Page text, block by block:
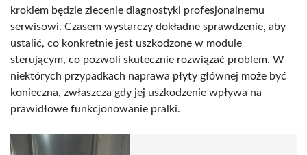
krokiem będzie zlecenie diagnostyki profesjonalnemu
serwisowi. Czasem wystarczy dokładne sprawdzenie, aby
ustalić, co konkretnie jest uszkodzone w module
sterującym, co pozwoli skutecznie rozwiązać problem. W
niektórych przypadkach naprawa płyty głównej może być
konieczna, zwłaszcza gdy jej uszkodzenie wpływa na
prawidłowe funkcjonowanie pralki.